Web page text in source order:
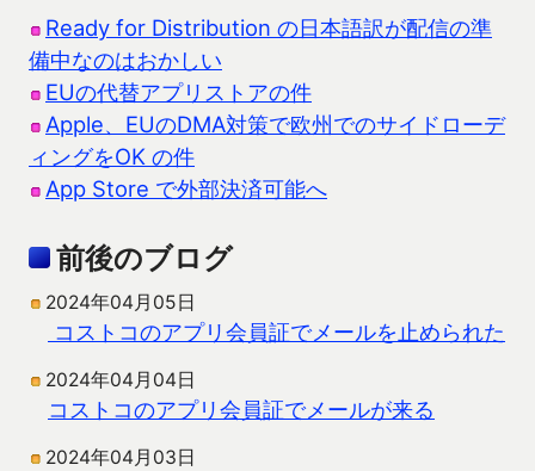
Ready for Distribution の日本語訳が配信の準
備中なのはおかしい
EUの代替アプリストアの件
Apple、EUのDMA対策で欧州でのサイドローデ
ィングをOK の件
App Store で外部決済可能へ
前後のブログ
2024年04月05日
コストコのアプリ会員証でメールを止められた
2024年04月04日
コストコのアプリ会員証でメールが来る
2024年04月03日